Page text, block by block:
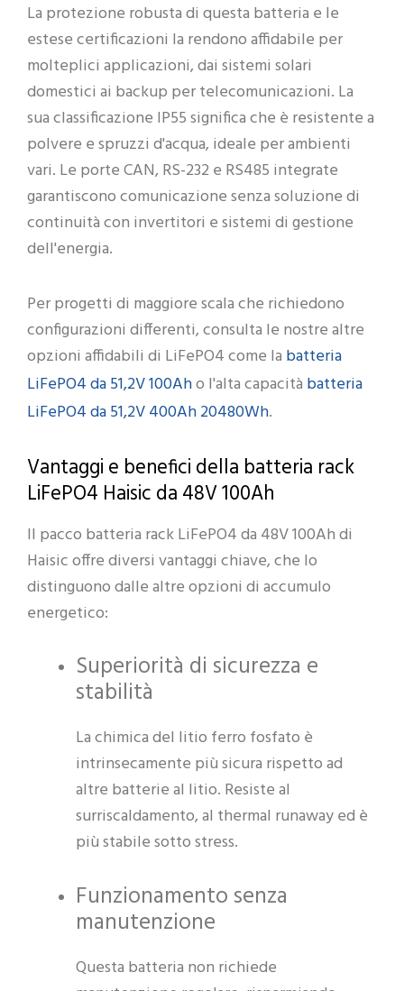
La protezione robusta di questa batteria e le
estese certificazioni la rendono affidabile per
molteplici applicazioni, dai sistemi solari
domestici ai backup per telecomunicazioni. La
sua classificazione IP55 significa che è resistente a
polvere e spruzzi d'acqua, ideale per ambienti
vari. Le porte CAN, RS-232 e RS485 integrate
garantiscono comunicazione senza soluzione di
continuità con invertitori e sistemi di gestione
dell'energia.
Per progetti di maggiore scala che richiedono
configurazioni differenti, consulta le nostre altre
opzioni affidabili di LiFePO4 come la batteria
LiFePO4 da 51,2V 100Aho l'alta capacità batteria
LiFePO4 da 51,2V 400Ah 20480Wh.
Vantaggi e benefici della batteria rack
LiFePO4 Haisic da 48V 100Ah
Il pacco batteria rack LiFePO4 da 48V 100Ah di
Haisic offre diversi vantaggi chiave, che lo
distinguono dalle altre opzioni di accumulo
energetico:
Superiorità di sicurezza e
stabilità
La chimica del litio ferro fosfato è
intrinsecamente più sicura rispetto ad
altre batterie al litio. Resiste al
surriscaldamento, al thermal runaway ed è
più stabile sotto stress.
Funzionamento senza
manutenzione
Questa batteria non richiede